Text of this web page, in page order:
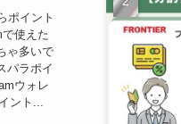
ポイント
使えた
ゃ多いで
パラポイ
ウォレ
ント...